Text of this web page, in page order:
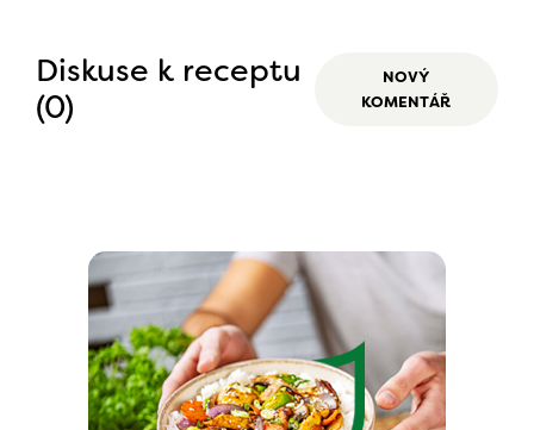
Diskuse k receptu
(0)
NOVÝ
KOMENTÁŘ